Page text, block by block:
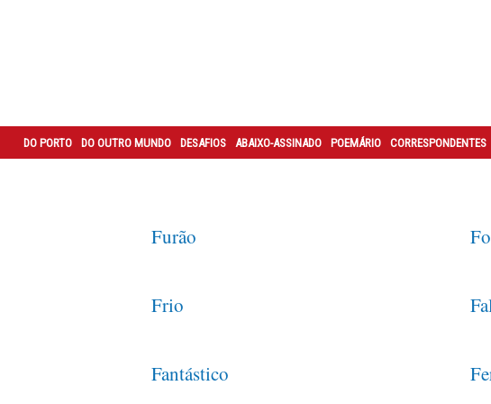
DO PORTO DO OUTRO MUNDO DESAFIOS ABAIXO-ASSINADO POEMÁRIO CORRESPONDENTES
Furão
Frio
Fantástico